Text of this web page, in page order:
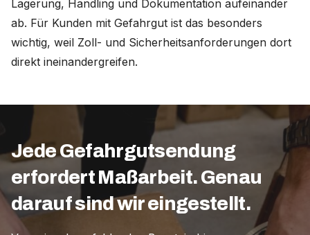
Lagerung, Handling und Dokumentation aufeinander
ab. Für Kunden mit Gefahrgut ist das besonders
wichtig, weil Zoll- und Sicherheitsanforderungen dort
direkt ineinandergreifen.
Jede Gefahrgutsendung
erfordert Maßarbeit. Genau
darauf sind wir eingestellt.